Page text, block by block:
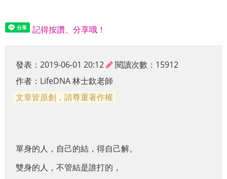
記得按讚、分享哦！
發表：2019-06-01 20:12
閱讀次數：15912
作者： LifeDNA 林士欽老師
文章皆原創，請尊重著作權
單身的人，自己的結，得自己解。
雙身的人，不管結是誰打的，